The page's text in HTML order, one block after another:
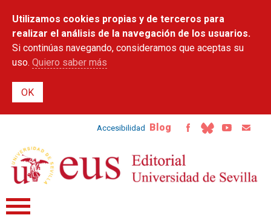
contenido
principal
Utilizamos cookies propias y de terceros para
realizar el análisis de la navegación de los usuarios.
Si continúas navegando, consideramos que aceptas su
uso. Quiero saber más
Accesibilidad Blog